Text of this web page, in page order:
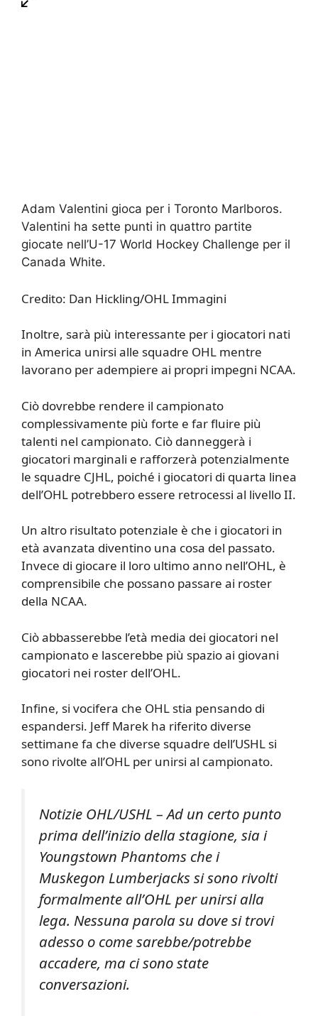
Adam Valentini gioca per i Toronto Marlboros.
Valentini ha sette punti in quattro partite
giocate nell’U-17 World Hockey Challenge per il
Canada White.
Credito: Dan Hickling/OHL Immagini
Inoltre, sarà più interessante per i giocatori nati
in America unirsi alle squadre OHL mentre
lavorano per adempiere ai propri impegni NCAA.
Ciò dovrebbe rendere il campionato
complessivamente più forte e far fluire più
talenti nel campionato. Ciò danneggerà i
giocatori marginali e rafforzerà potenzialmente
le squadre CJHL, poiché i giocatori di quarta linea
dell’OHL potrebbero essere retrocessi al livello II.
Un altro risultato potenziale è che i giocatori in
età avanzata diventino una cosa del passato.
Invece di giocare il loro ultimo anno nell’OHL, è
comprensibile che possano passare ai roster
della NCAA.
Ciò abbasserebbe l’età media dei giocatori nel
campionato e lascerebbe più spazio ai giovani
giocatori nei roster dell’OHL.
Infine, si vocifera che OHL stia pensando di
espandersi. Jeff Marek ha riferito diverse
settimane fa che diverse squadre dell’USHL si
sono rivolte all’OHL per unirsi al campionato.
Notizie OHL/USHL – Ad un certo punto
prima dell’inizio della stagione, sia i
Youngstown Phantoms che i
Muskegon Lumberjacks si sono rivolti
formalmente all’OHL per unirsi alla
lega. Nessuna parola su dove si trovi
adesso o come sarebbe/potrebbe
accadere, ma ci sono state
conversazioni.